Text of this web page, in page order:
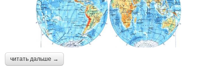
читать дальше →